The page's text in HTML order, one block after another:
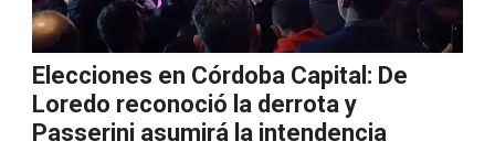
Elecciones en Córdoba Capital: De
Loredo reconoció la derrota y
Passerini asumirá la intendencia